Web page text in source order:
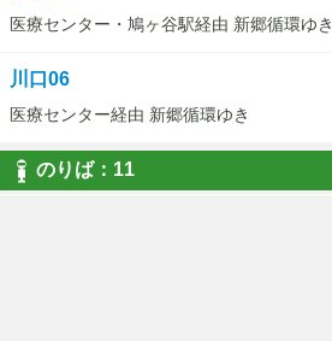
医療センター・鳩ヶ谷駅経由 新郷循環ゆき
川口06
医療センター経由 新郷循環ゆき
のりば：11